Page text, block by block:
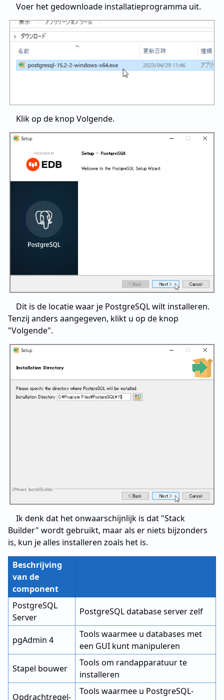
Voer het gedownloade installatieprogramma uit.
Klik op de knop Volgende.
Dit is de locatie waar je PostgreSQL wilt installeren.
Tenzij anders aangegeven, klikt u op de knop
"Volgende".
Ik denk dat het onwaarschijnlijk is dat "Stack
Builder" wordt gebruikt, maar als er niets bijzonders
is, kun je alles installeren zoals het is.
Beschrijving
van de
component
PostgreSQL
Server
PostgreSQL database server zelf
pgAdmin 4
Tools waarmee u databases met
een GUI kunt manipuleren
Stapel bouwer
Tools om randapparatuur te
installeren
Opdrachtregel-
Tools waarmee u PostgreSQL-